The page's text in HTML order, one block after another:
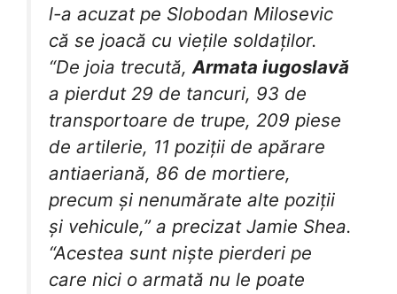
l-a acuzat pe Slobodan Milosevic
că se joacă cu viețile soldaților.
“De joia trecută,Armata iugoslavă
a pierdut 29 de tancuri, 93 de
transportoare de trupe, 209 piese
de artilerie, 11 poziții de apărare
antiaeriană, 86 de mortiere,
precum și nenumărate alte poziții
și vehicule,” a precizat Jamie Shea.
“Acestea sunt niște pierderi pe
care nici o armată nu le poate